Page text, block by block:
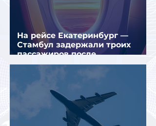
На рейсе Екатеринбург —
Стамбул задержали троих
пассажиров после
предполагаемой серии краж